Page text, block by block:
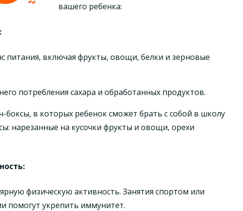
вашего ребенка:
:
питания, включая фрукты, овощи, белки и зерновые
потребления сахара и обработанных продуктов.
боксы, в которых ребенок сможет брать с собой в школу
нарезанные на кусочки фрукты и овощи, орехи
:
физическую активность. Занятия спортом или
помогут укрепить иммунитет.